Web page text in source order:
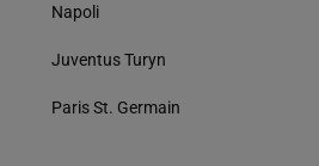
Napoli
Juventus Turyn
Paris St. Germain